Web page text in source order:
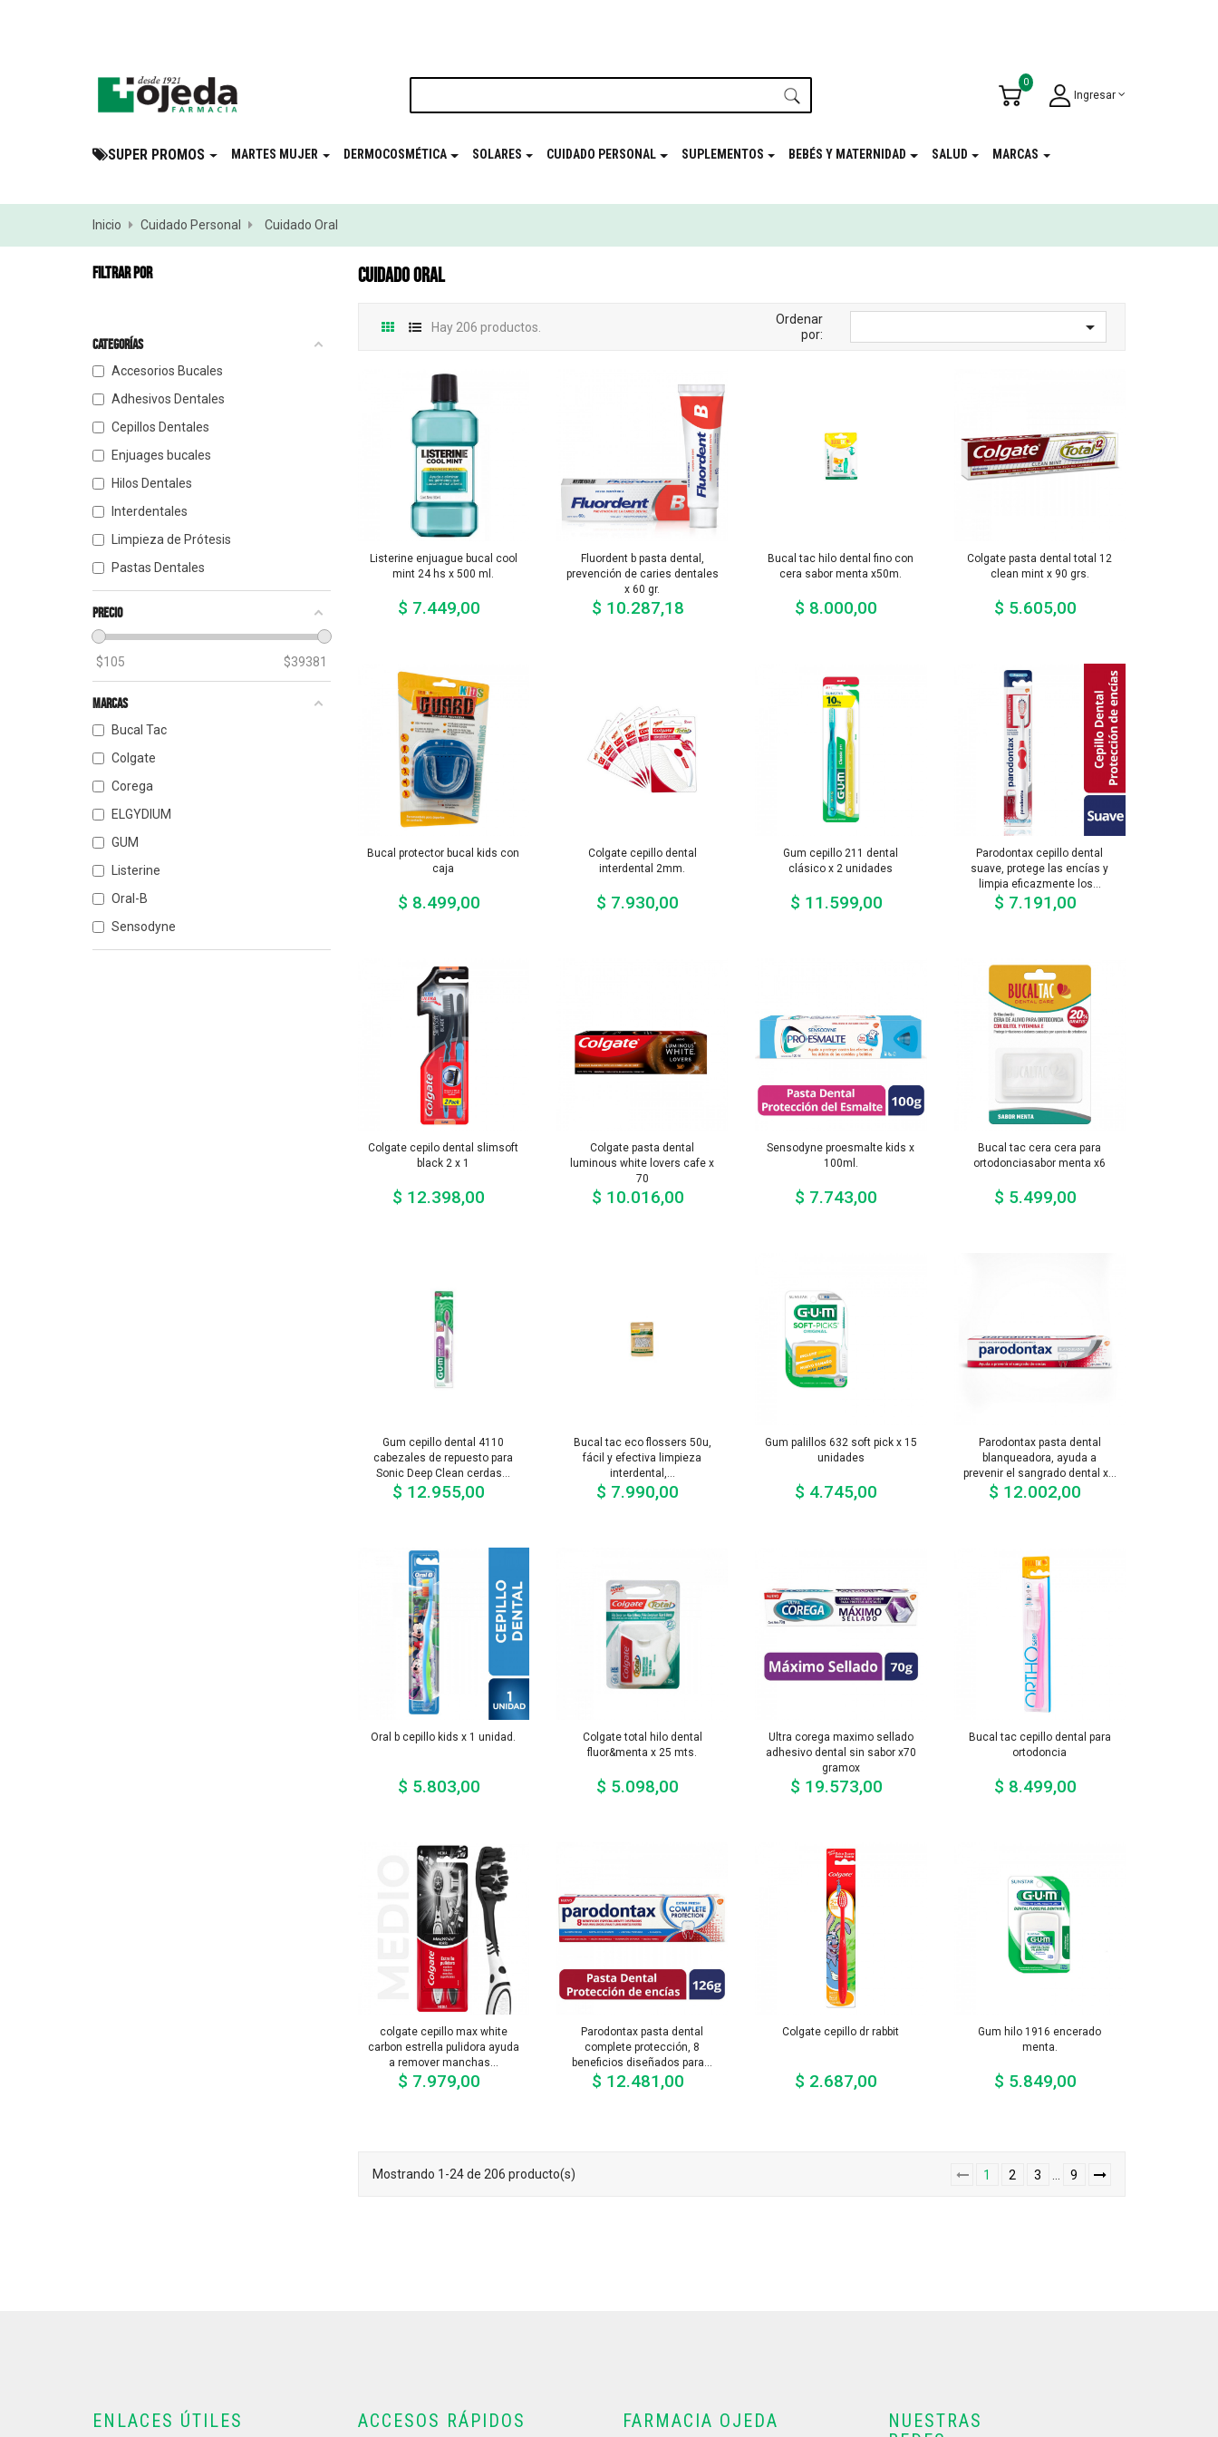
Ingresar
0
SUPER PROMOS MARTES MUJER DERMOCOSMÉTICA SOLARES CUIDADO PERSONAL SUPLEMENTOS BEBÉS Y MATERNIDAD SALUD MARCAS
Inicio Cuidado Personal Cuidado Oral
FILTRAR POR
Categorías
Accesorios Bucales
Adhesivos Dentales
Cepillos Dentales
Enjuages bucales
Hilos Dentales
Interdentales
Limpieza de Prótesis
Pastas Dentales
Precio
$105 $39381
Marcas
Bucal Tac
Colgate
Corega
ELGYDIUM
GUM
Listerine
Oral-B
Sensodyne
CUIDADO ORAL
Hay 206 productos.
Ordenar
por:

Listerine enjuague bucal cool
mint 24 hs x 500 ml.
$ 7.449,00
Fluordent b pasta dental,
prevención de caries dentales
x 60 gr.
$ 10.287,18
Bucal tac hilo dental fino con
cera sabor menta x50m.
$ 8.000,00
Colgate pasta dental total 12
clean mint x 90 grs.
$ 5.605,00
Bucal protector bucal kids con
caja
$ 8.499,00
Colgate cepillo dental
interdental 2mm.
$ 7.930,00
Gum cepillo 211 dental
clásico x 2 unidades
$ 11.599,00
Parodontax cepillo dental
suave, protege las encías y
limpia eficazmente los...
$ 7.191,00
Colgate cepilo dental slimsoft
black 2 x 1
$ 12.398,00
Colgate pasta dental
luminous white lovers cafe x
70
$ 10.016,00
Sensodyne proesmalte kids x
100ml.
$ 7.743,00
Bucal tac cera cera para
ortodonciasabor menta x6
$ 5.499,00
Gum cepillo dental 4110
cabezales de repuesto para
Sonic Deep Clean cerdas...
$ 12.955,00
Bucal tac eco flossers 50u,
fácil y efectiva limpieza
interdental,...
$ 7.990,00
Gum palillos 632 soft pick x 15
unidades
$ 4.745,00
Parodontax pasta dental
blanqueadora, ayuda a
prevenir el sangrado dental x...
$ 12.002,00
Oral b cepillo kids x 1 unidad.
$ 5.803,00
Colgate total hilo dental
fluor&menta x 25 mts.
$ 5.098,00
Ultra corega maximo sellado
adhesivo dental sin sabor x70
gramox
$ 19.573,00
Bucal tac cepillo dental para
ortodoncia
$ 8.499,00
colgate cepillo max white
carbon estrella pulidora ayuda
a remover manchas...
$ 7.979,00
Parodontax pasta dental
complete protección, 8
beneficios diseñados para...
$ 12.481,00
Colgate cepillo dr rabbit
$ 2.687,00
Gum hilo 1916 encerado
menta.
$ 5.849,00
Mostrando 1-24 de 206 producto(s) 1 2 3 9
ENLACES ÚTILES ACCESOS RÁPIDOS FARMACIA OJEDA
NUESTRAS